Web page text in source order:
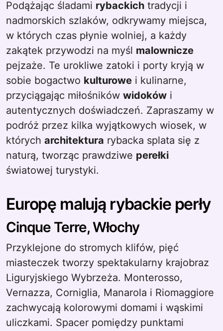
Podążając śladami rybackich tradycji i
nadmorskich szlaków, odkrywamy miejsca,
w których czas płynie wolniej, a każdy
zakątek przywodzi na myśl malownicze
pejzaże. Te urokliwe zatoki i porty kryją w
sobie bogactwo kulturowe i kulinarne,
przyciągając miłośników widoków i
autentycznych doświadczeń. Zapraszamy w
podróż przez kilka wyjątkowych wiosek, w
których architektura rybacka splata się z
naturą, tworząc prawdziwe perełki
światowej turystyki.
Europę malują rybackie perły
Cinque Terre, Włochy
Przyklejone do stromych klifów, pięć
miasteczek tworzy spektakularny krajobraz
Liguryjskiego Wybrzeża. Monterosso,
Vernazza, Corniglia, Manarola i Riomaggiore
zachwycają kolorowymi domami i wąskimi
uliczkami. Spacer pomiędzy punktami